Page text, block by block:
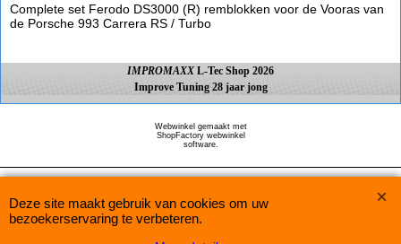
Complete set Ferodo DS3000 (R) remblokken voor de Vooras van
de Porsche 993 Carrera RS / Turbo
IMPROMAXX L-Tec Shop 2026
Improve Tuning 28 jaar jong
Webwinkel gemaakt met
ShopFactory webwinkel
software.
Deze site maakt gebruik van cookies om uw
bezoekerservaring te verbeteren.